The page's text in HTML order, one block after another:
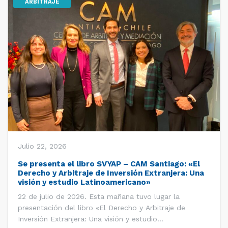
ARBITRAJE
Julio 22, 2026
Se presenta el libro SVYAP – CAM Santiago: «El
Derecho y Arbitraje de Inversión Extranjera: Una
visión y estudio Latinoamericano»
22 de julio de 2026. Esta mañana tuvo lugar la
presentación del libro «El Derecho y Arbitraje de
Inversión Extranjera: Una visión y estudio